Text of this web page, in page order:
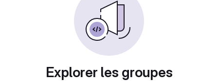
Explorer les groupes